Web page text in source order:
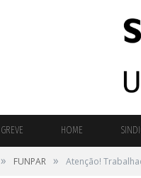
GREVE HOME
» FUNPAR » Atenção!